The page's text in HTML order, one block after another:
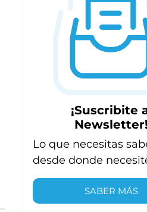
¡Suscribite
Newsletter!
Lo que necesitas
desde donde
SABER MÁS